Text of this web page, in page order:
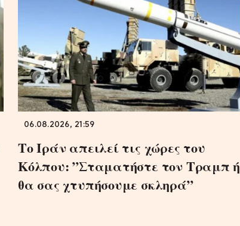
06.08.2026, 21:59
Το Ιράν απειλεί τις χώρες του
Κόλπου: ”Σταματήστε τον Τραμπ ή
θα σας χτυπήσουμε σκληρά”